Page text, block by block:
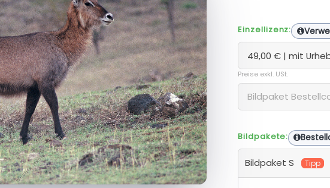
Einzellizenz:
Preise exkl. USt.
Bildpakete:
Bildpaket S Tipp